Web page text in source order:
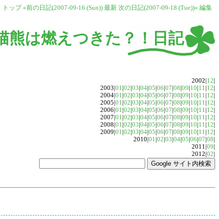
トップ «前の日記(2007-09-16 (Sun)) 最新 次の日記(2007-09-18 (Tue))» 編集
熊は燃えつきた？！日記
2002|12|
2003|01|02|03|04|05|06|07|08|09|10|11|12|
2004|01|02|03|04|05|06|07|08|09|10|11|12|
2005|01|02|03|04|05|06|07|08|09|10|11|12|
2006|01|02|03|04|05|06|07|08|09|10|11|12|
2007|01|02|03|04|05|06|07|08|09|10|11|12|
2008|01|02|03|04|05|06|07|08|09|10|11|12|
2009|01|02|03|04|05|06|07|08|09|10|11|12|
2010|01|02|03|04|05|06|07|08|
2011|09|
2012|02|